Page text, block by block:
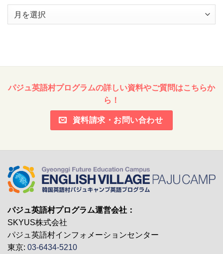
パジュ英語村プログラムの詳しい資料やご質問はこちらか
ら！
資料請求・お問い合わせ
パジュ英語村プログラム運営会社：
SKYUS株式会社
パジュ英語村インフォメーションセンター
東京: 03-6434-5210